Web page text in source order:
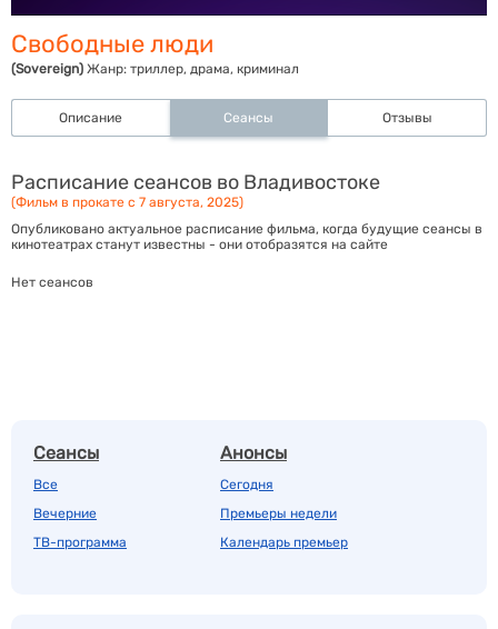
Свободные люди
(Sovereign) Жанр: триллер, драма, криминал
Описание Сеансы Отзывы
Расписание сеансов во Владивостоке
(Фильм в прокате с 7 августа, 2025)
Опубликовано актуальное расписание фильма, когда будущие сеансы в
кинотеатрах станут известны - они отобразятся на сайте
Нет сеансов
Сеансы
Все
Вечерние
ТВ-программа
Анонсы
Сегодня
Премьеры недели
Календарь премьер